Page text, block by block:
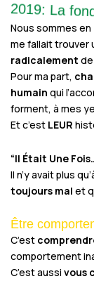
2019: La
Nous sommes en
me fallait trouver
radicalement
Pour ma part,
humain qui
forment, à mes
Et c’est LEUR
“Il Était Une
Il n’y avait plus
toujours mal et
Être
C’est
comportement
C’est aussi vous